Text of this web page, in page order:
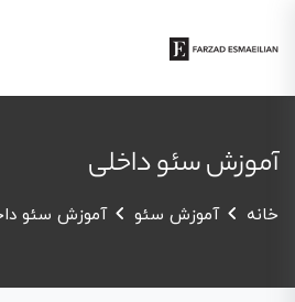
آموزش سئو داخلی
خانه آموزش سئو آموزش سئو